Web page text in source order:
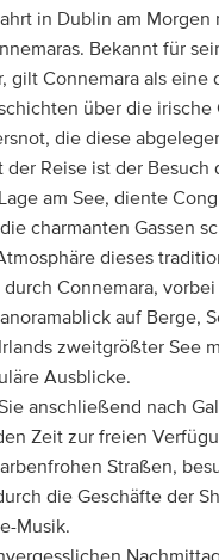
in Dublin am
Bekannt für
gilt Connemara als
über die
die diese
der Reise ist der
am See, diente
charmanten Gassen
dieses
Connemara,
auf Berge,
Irlands zweitgrößter
Ausblicke.
anschließend nach
Zeit zur freien
Straßen,
die Geschäfte der
Musik.